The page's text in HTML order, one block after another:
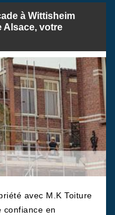
à Wittisheim
Alsace, votre
avec M.K Toiture
confiance en